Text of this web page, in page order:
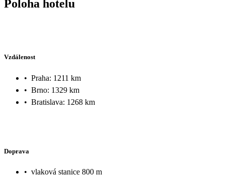
Poloha hotelu
Vzdálenost
• Praha: 1211 km
• Brno: 1329 km
• Bratislava: 1268 km
Doprava
• vlaková stanice 800 m